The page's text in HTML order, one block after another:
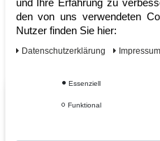
Sofort lieferbar
Vom Profi für
den von uns verwendeten
Nutzer finden Sie hier:
Daten­schutz­erklärung Impressum
Essenziell
Funktional